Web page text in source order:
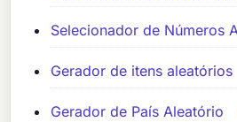
Selecionador de Números
Gerador de itens aleatórios
Gerador de País Aleatório